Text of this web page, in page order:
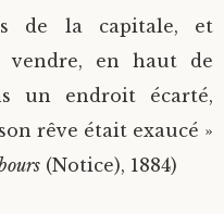
de la capitale, et
vendre, en haut de
un endroit écarté,
rêve était exaucé »
(Notice), 1884)